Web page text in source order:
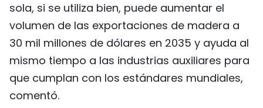
sola, si se utiliza bien, puede aumentar el
volumen de las exportaciones de madera a
30 mil millones de dólares en 2035 y ayuda al
mismo tiempo a las industrias auxiliares para
que cumplan con los estándares mundiales,
comentó.